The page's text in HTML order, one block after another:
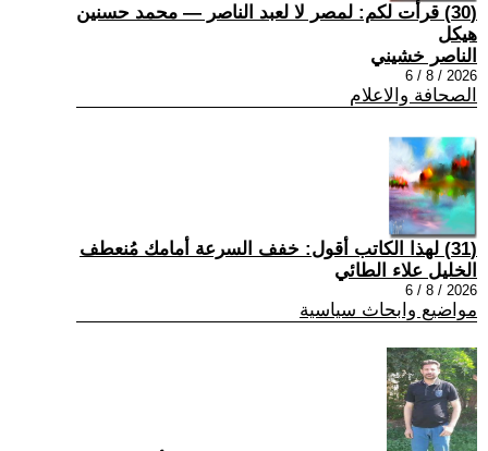
(30) قرأت لكم: لمصر لا لعبد الناصر — محمد حسنين
هيكل
الناصر خشيني
2026 / 8 / 6
الصحافة والاعلام
(31) لهذا الكاتب أقول: خفف السرعة أمامك مُنعطف
الخليل علاء الطائي
2026 / 8 / 6
مواضيع وابحاث سياسية